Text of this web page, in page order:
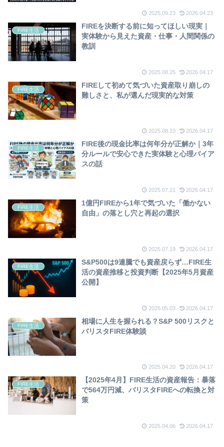
2025.09.23 2026.04.23
FIRE生活
FIREを決断する前に知ってほしい現実｜
実体験から見えた資産・仕事・人間関係の
教訓
2025.08.25 2026.04.17
FIRE生活
FIREして初めて気づいた資産取り崩しの
難しさと、私が選んだ現実的な対策
2025.08.10 2026.04.17
FIRE生活
FIRE後の現金比率は何年分が正解か｜3年
分ルールで安心できた実体験と心理バイア
スの話
2025.07.21 2026.04.17
FIRE生活
1億円FIREから1年で気づいた「働かない
自由」の落とし穴と再起の選択
2025.07.19 2026.04.17
FIRE生活
S&P500は9連騰でも資産戻らず…FIRE生
活の資産推移と投資判断【2025年5月資産
公開】
2025.05.03 2026.04.17
FIRE生活
相場に人生を握られる？S&P 500リスクと
バリスタFIRE体験談
2025.04.20 2026.04.17
FIRE生活
【2025年4月】FIRE生活の資産報告：暴落
で564万円減、バリスタFIREへの転換と対
策
2025.04.06 2026.04.17